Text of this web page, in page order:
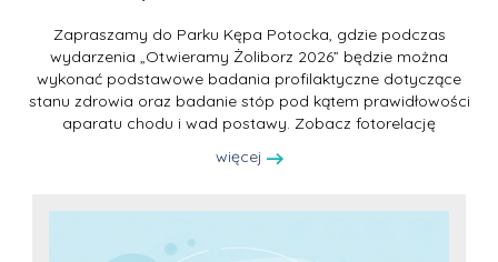
Zapraszamy do Parku Kępa Potocka, gdzie podczas
wydarzenia „Otwieramy Żoliborz 2026” będzie można
wykonać podstawowe badania profilaktyczne dotyczące
stanu zdrowia oraz badanie stóp pod kątem prawidłowości
aparatu chodu i wad postawy. Zobacz fotorelację
więcej